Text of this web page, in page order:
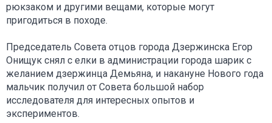
рюкзаком и другими вещами, которые могут
пригодиться в походе.
Председатель Совета отцов города Дзержинска Егор
Онищук снял с елки в администрации города шарик с
желанием дзержинца Демьяна, и накануне Нового года
мальчик получил от Совета большой набор
исследователя для интересных опытов и
экспериментов.